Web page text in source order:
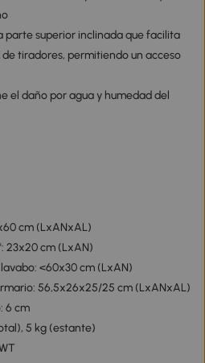
parte superior inclinada que facilita
tiradores, permitiendo un acceso
el daño por agua y humedad del
cm (LxANxAL)
23x20 cm (LxAN)
<60x30 cm (LxAN)
56,5x26x25/25 cm (LxANxAL)
6 cm
5 kg (estante)